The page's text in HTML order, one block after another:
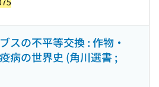
スの不平等交換 : 作物・
病の世界史 (角川選書 ;